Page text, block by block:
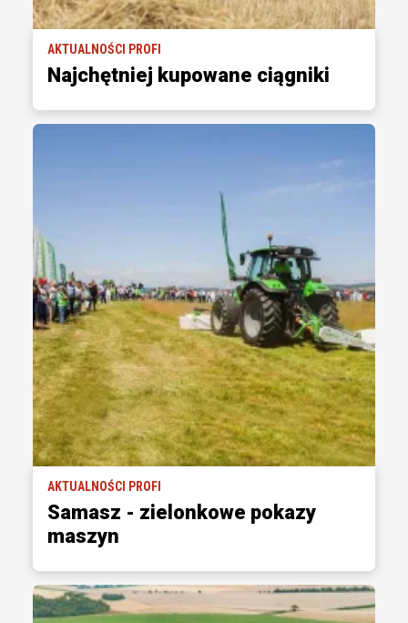
AKTUALNOŚCI PROFI
Najchętniej kupowane ciągniki
AKTUALNOŚCI PROFI
Samasz - zielonkowe pokazy
maszyn